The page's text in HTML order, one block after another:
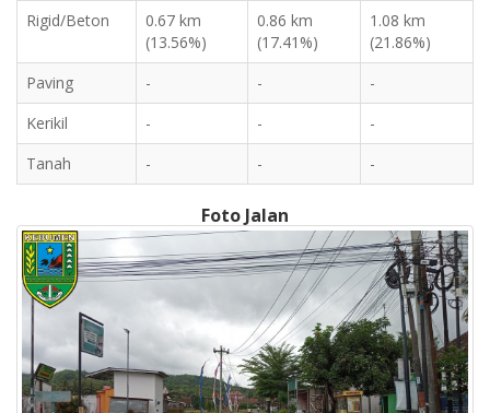
Rigid/Beton
0.67 km
(13.56%)
0.86 km
(17.41%)
1.08 km
(21.86%)
Paving
- -
-
Kerikil
- -
-
Tanah
- - -
Foto Jalan